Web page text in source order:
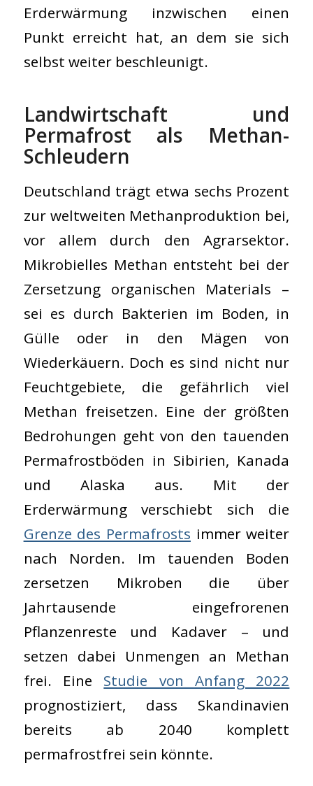
Erderwärmung inzwischen einen
Punkt erreicht hat, an dem sie sich
selbst weiter beschleunigt.
Landwirtschaft und
Permafrost als Methan-
Schleudern
Deutschland trägt etwa sechs Prozent
zur weltweiten Methanproduktion bei,
vor allem durch den Agrarsektor.
Mikrobielles Methan entsteht bei der
Zersetzung organischen Materials –
sei es durch Bakterien im Boden, in
Gülle oder in den Mägen von
Wiederkäuern. Doch es sind nicht nur
Feuchtgebiete, die gefährlich viel
Methan freisetzen. Eine der größten
Bedrohungen geht von den tauenden
Permafrostböden in Sibirien, Kanada
und Alaska aus. Mit der
Erderwärmung verschiebt sich die
Grenze des Permafrosts immer weiter
nach Norden. Im tauenden Boden
zersetzen Mikroben die über
Jahrtausende eingefrorenen
Pflanzenreste und Kadaver – und
setzen dabei Unmengen an Methan
frei. Eine Studie von Anfang 2022
prognostiziert, dass Skandinavien
bereits ab 2040 komplett
permafrostfrei sein könnte.